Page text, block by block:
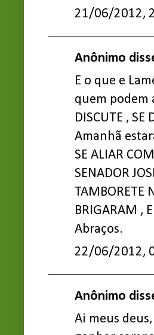
21/06/2012,
Anônimo
E o que e
quem podem
DISCUTE ,
Amanhã
SE ALIAR
SENADOR
TAMBORETE
BRIGARAM ,
Abraços.
22/06/2012,
Anônimo
Ai meus